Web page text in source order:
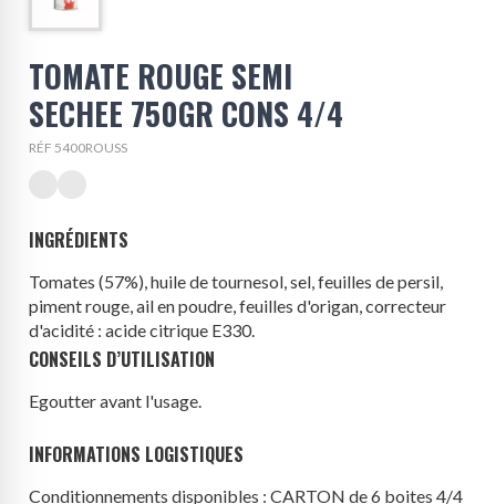
TOMATE ROUGE SEMI
SECHEE 750GR CONS 4/4
RÉF 5400ROUSS
INGRÉDIENTS
Tomates (57%), huile de tournesol, sel, feuilles de persil,
piment rouge, ail en poudre, feuilles d'origan, correcteur
d'acidité : acide citrique E330.
CONSEILS D’UTILISATION
Egoutter avant l'usage.
INFORMATIONS LOGISTIQUES
Conditionnements disponibles : CARTON de 6 boites 4/4